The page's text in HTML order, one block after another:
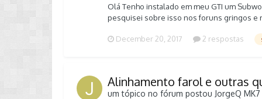
Olá Tenho instalado em meu GTI um
pesquisei sobre isso nos foruns gringos e
o tenha, pegar ele emprestado, ou alugá-
December 20, 2017 2 respostas
Alinhamento farol e outras
um tópico no fórum postou JorgeQ